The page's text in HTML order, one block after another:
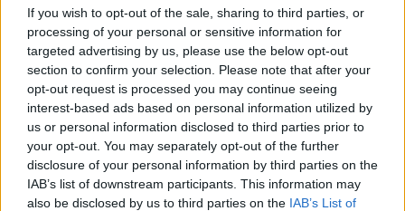
If you wish to opt-out of the sale, sharing to third parties, or
processing of your personal or sensitive information for
targeted advertising by us, please use the below opt-out
section to confirm your selection. Please note that after your
opt-out request is processed you may continue seeing
interest-based ads based on personal information utilized by
us or personal information disclosed to third parties prior to
your opt-out. You may separately opt-out of the further
disclosure of your personal information by third parties on the
IAB’s list of downstream participants. This information may
also be disclosed by us to third parties on the IAB’s List of
κατακτήσω το ΝΒΑ Europe
με τη Βιλερμπάν» - Η
που έκανε
HELLENiQ ENERGY: Κέρδη 393 εκατ. ευρώ στο α' εξάμηνο –
Στα 734 εκατ. ευρώ τα EBITDA